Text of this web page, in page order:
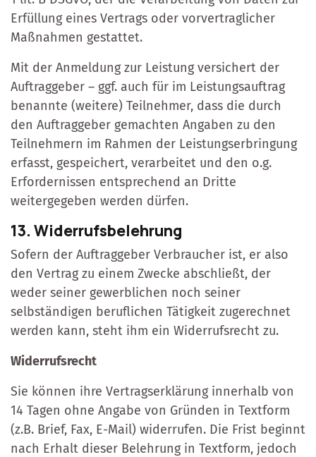
Erfüllung eines Vertrags oder vorvertraglicher
Maßnahmen gestattet.
Mit der Anmeldung zur Leistung versichert der
Auftraggeber – ggf. auch für im Leistungsauftrag
benannte (weitere) Teilnehmer, dass die durch
den Auftraggeber gemachten Angaben zu den
Teilnehmern im Rahmen der Leistungserbringung
erfasst, gespeichert, verarbeitet und den o.g.
Erfordernissen entsprechend an Dritte
weitergegeben werden dürfen.
13. Widerrufsbelehrung
Sofern der Auftraggeber Verbraucher ist, er also
den Vertrag zu einem Zwecke abschließt, der
weder seiner gewerblichen noch seiner
selbständigen beruflichen Tätigkeit zugerechnet
werden kann, steht ihm ein Widerrufsrecht zu.
Widerrufsrecht
Sie können ihre Vertragserklärung innerhalb von
14 Tagen ohne Angabe von Gründen in Textform
(z.B. Brief, Fax, E-Mail) widerrufen. Die Frist beginnt
nach Erhalt dieser Belehrung in Textform, jedoch